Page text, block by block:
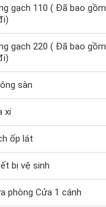
gạch 110 ( Đã bao gồm
gạch 220 ( Đã bao gồm
sàn
xi
ốp lát
bị vệ sinh
phòng Cửa 1 cánh